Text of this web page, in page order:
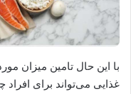
با این حال تامین میزان
غذایی می‌تواند برای